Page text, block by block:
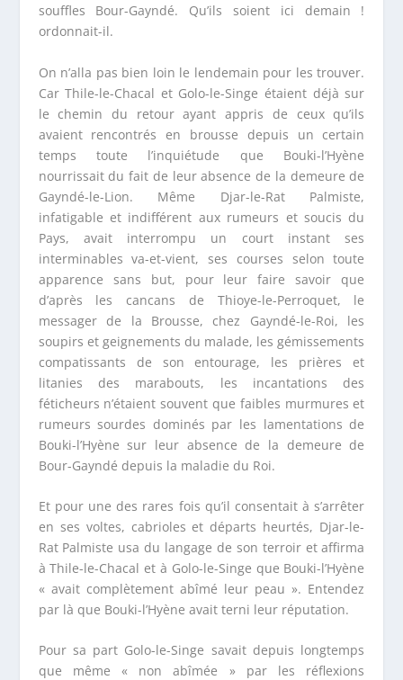
souffles Bour-Gayndé. Qu’ils soient ici demain !
ordonnait-il.
On n’alla pas bien loin le lendemain pour les trouver.
Car Thile-le-Chacal et Golo-le-Singe étaient déjà sur
le chemin du retour ayant appris de ceux qu’ils
avaient rencontrés en brousse depuis un certain
temps toute l’inquiétude que Bouki-l’Hyène
nourrissait du fait de leur absence de la demeure de
Gayndé-le-Lion. Même Djar-le-Rat Palmiste,
infatigable et indifférent aux rumeurs et soucis du
Pays, avait interrompu un court instant ses
interminables va-et-vient, ses courses selon toute
apparence sans but, pour leur faire savoir que
d’après les cancans de Thioye-le-Perroquet, le
messager de la Brousse, chez Gayndé-le-Roi, les
soupirs et geignements du malade, les gémissements
compatissants de son entourage, les prières et
litanies des marabouts, les incantations des
féticheurs n’étaient souvent que faibles murmures et
rumeurs sourdes dominés par les lamentations de
Bouki-l’Hyène sur leur absence de la demeure de
Bour-Gayndé depuis la maladie du Roi.
Et pour une des rares fois qu’il consentait à s’arrêter
en ses voltes, cabrioles et départs heurtés, Djar-le-
Rat Palmiste usa du langage de son terroir et affirma
à Thile-le-Chacal et à Golo-le-Singe que Bouki-l’Hyène
« avait complètement abîmé leur peau ». Entendez
par là que Bouki-l’Hyène avait terni leur réputation.
Pour sa part Golo-le-Singe savait depuis longtemps
que même « non abîmée » par les réflexions